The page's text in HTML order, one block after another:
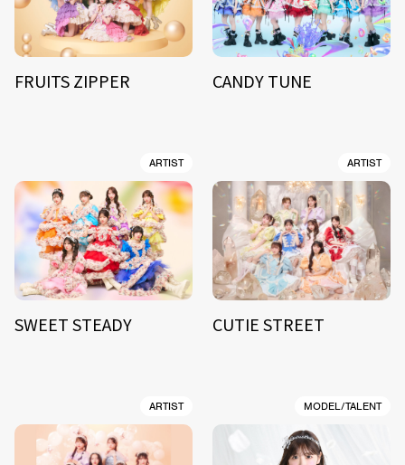
FRUITS ZIPPER CANDY TUNE
ARTIST
SWEET STEADY
ARTIST
CUTIE STREET
ARTIST MODEL/TALENT